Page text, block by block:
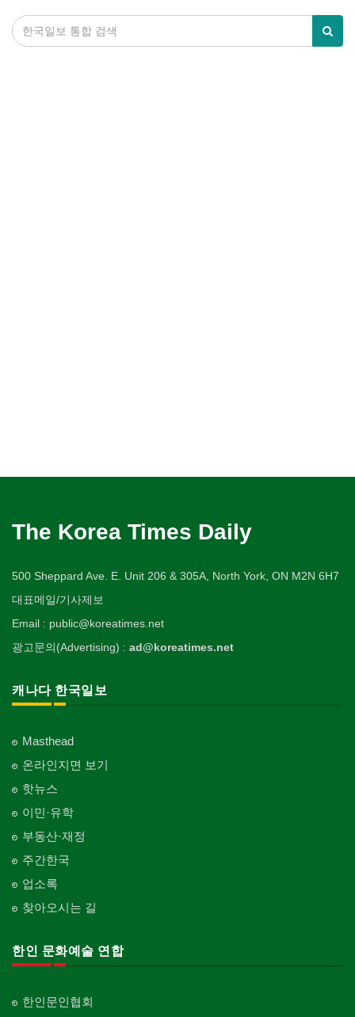
The Korea Times Daily
500 Sheppard Ave. E. Unit 206 & 305A, North York, ON M2N 6H7
대표메일/기사제보
Email : public@koreatimes.net
광고문의(Advertising) : ad@koreatimes.net
캐나다 한국일보
Masthead
온라인지면 보기
핫뉴스
이민·유학
부동산·재정
주간한국
업소록
찾아오시는 길
한인 문화예술 연합
한인문인협회